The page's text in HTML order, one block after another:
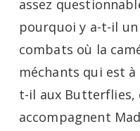
assez
pourquoi y a-t-il un
combats où la
méchants qui est à
t-il aux Butterflies,
accompagnent